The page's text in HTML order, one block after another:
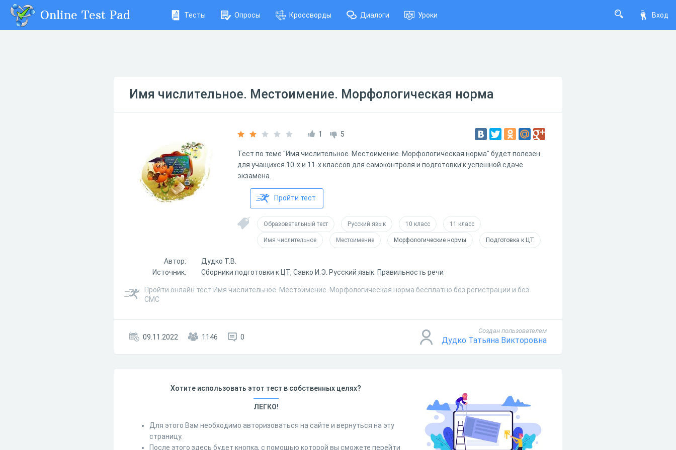
Вход
Online Test Pad Тесты Опросы Кроссворды Диалоги Уроки
Имя числительное. Местоимение. Морфологическая норма
1 5
Тест по теме "Имя числительное. Местоимение. Морфологическая норма" будет полезен
для учащихся 10-х и 11-х классов для самоконтроля и подготовки к успешной сдаче
экзамена.
Пройти тест
Образовательный тест Русский язык 10 класс 11 класс
Имя числительное Местоимение Морфологические нормы Подготовка к ЦТ
Автор:
Дудко Т.В.
Источник:
Сборники подготовки к ЦТ, Савко И.Э. Русский язык. Правильность речи
Пройти онлайн тест Имя числительное. Местоимение. Морфологическая норма бесплатно без регистрации и без
СМС
09.11.2022 1146 0
Создан пользователем
Дудко Татьяна Викторовна
Хотите использовать этот тест в собственных целях?
ЛЕГКО!
Для этого Вам необходимо авторизоваться на сайте и вернуться на эту
страницу.
После этого здесь будет кнопка, с помощью которой вы сможете перейти